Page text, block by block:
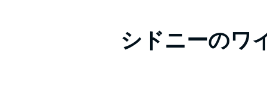
シドニーのワ